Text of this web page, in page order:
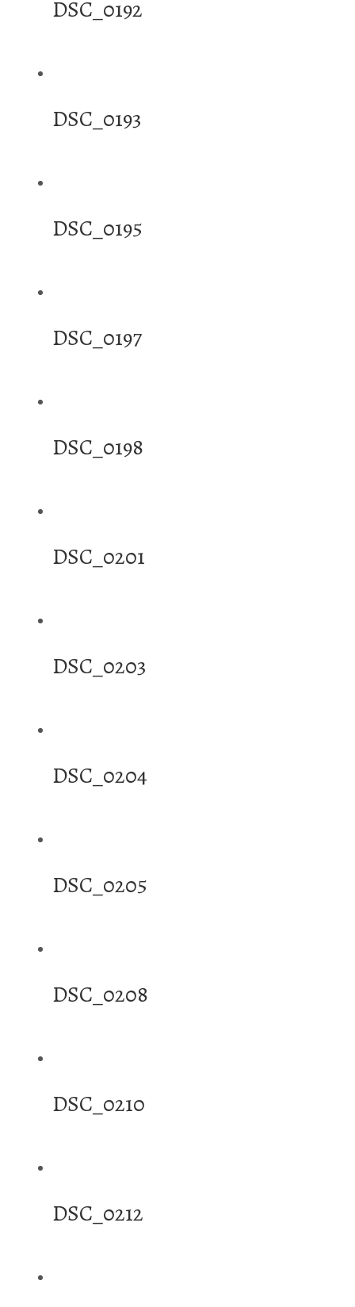
DSC_0192
DSC_0193
DSC_0195
DSC_0197
DSC_0198
DSC_0201
DSC_0203
DSC_0204
DSC_0205
DSC_0208
DSC_0210
DSC_0212